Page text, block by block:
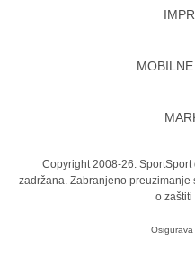
Copyright 2008-26.
zadržana. Zabranjeno
o zaštiti
Osigurava